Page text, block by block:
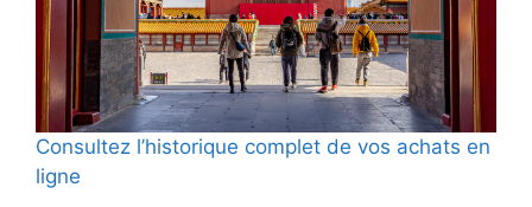
Consultez l’historique complet de vos achats en
ligne